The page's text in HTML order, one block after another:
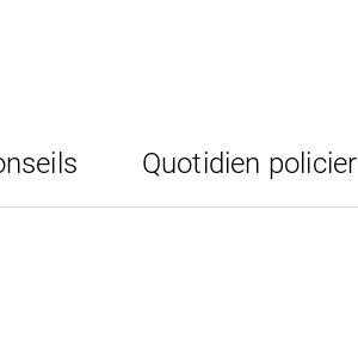
Quotidien policier